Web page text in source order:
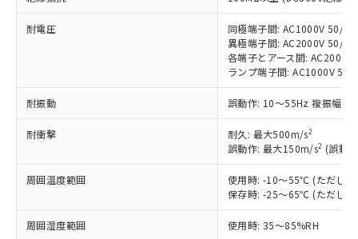
耐電圧
同極端子間: AC1000V 50/
異極端子間: AC2000V 50/
各端子とアース間:
ランプ端子間: AC1000V
耐振動 誤動作: 10～55Hz 複振幅
耐衝撃 耐久: 最大500m/s2
誤動作: 最大150m/s2 (誤動
周囲温度範囲
使用時: -10～55℃ (ただし、
保存時: -25～65℃ (ただし、
周囲湿度範囲 使用時: 35～85%RH
以下の条件をお読みいただき、同意のうえ
本サービスは、当社制御機器事業取扱
商品の当社在庫状況および標準価格
(税抜)を提供させていただくもので
当社制御機器事業取扱商品の中には、
本サービスの対象外となる商品もある
在庫状況および標準価格照会結果は、
記載している更新日時点での社内デー
有に対応した製品に切り替える予定のある
対応予定なし：EU RoHS指令（10物質）の
非含有に非対応の商品で、対応品を出す予
調査・確認中：EU RoHS指令（10物質）の
非含有の対応状況を調査中または確認中の
非該当品：ライセンス料など無形物で、有
害物質有無と関係のない商品です。
仕入先様の事情により、非含有部品として
いたものが、含有品と判明した場合などや
むを得ず変更することがあります。
「○」：最大均質材料含有率が中国RoHSの
基準値以下であることを示します。
「×」：最大均質材料含有率が中国RoHSの
基準値を超えていることを示します。
「－」：未確認です。当社販売部門へお問
い合わせください。
当社は、これら貴社製品のうち、外国
為替および外国貿易法に定める商品
（以下｢規制貨物等」という）を輸出